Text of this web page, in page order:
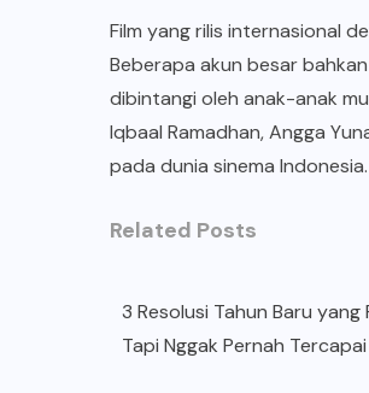
Film yang rilis internasional
Beberapa akun besar
dibintangi oleh anak-anak
Iqbaal Ramadhan, Angga
pada dunia sinema Indonesia.
Related Posts
3 Resolusi Tahun Baru yang
Tapi Nggak Pernah Tercapai